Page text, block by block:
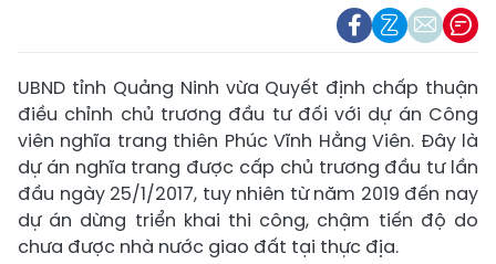
UBND tỉnh Quảng Ninh vừa Quyết định chấp thuận
điều chỉnh chủ trương đầu tư đối với dự án Công
viên nghĩa trang thiên Phúc Vĩnh Hằng Viên. Đây là
dự án nghĩa trang được cấp chủ trương đầu tư lần
đầu ngày 25/1/2017, tuy nhiên từ năm 2019 đến nay
dự án dừng triển khai thi công, chậm tiến độ do
chưa được nhà nước giao đất tại thực địa.